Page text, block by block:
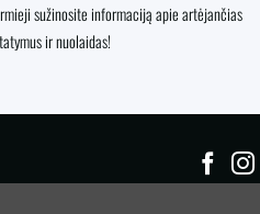
sužinosite informaciją apie artėjančias
ir nuolaidas!